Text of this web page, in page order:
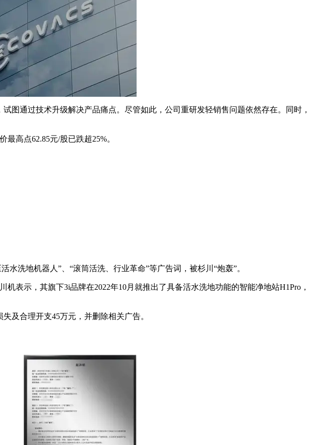
图通过技术升级解决产品痛点。尽管如此，公司重研发轻销售问题依然存在。同时，
高点62.85元/股已跌超25%。
洗地机器人”、“滚筒活洗、行业革命”等广告词，被杉川“炮轰”。
表示，其旗下3i品牌在2022年10月就推出了具备活水洗地功能的智能净地站H1Pro，
及合理开支45万元，并删除相关广告。